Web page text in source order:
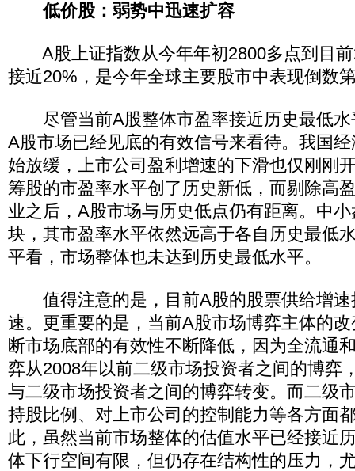
低价股：弱势中迅速扩容
A股上证指数从今年年初2800多点到目前
接近20%，是今年全球主要股市中表现倒数
尽管当前A股整体市盈率接近历史最低水
A股市场已经见底的有效信号来看待。我国
始放缓，上市公司盈利增速的下滑也仅刚刚
筹股的市盈率水平创了历史新低，而剔除高
业之后，A股市场与历史低点仍有距离。中
块，其市盈率水平依然远高于各自历史最低
平看，市场整体也未达到历史最低水平。
值得注意的是，目前A股的股票供给增速
速。更重要的是，当前A股市场博弈主体的
断市场底部的有效性不断降低，因为全流通
弈从2008年以前二级市场投资者之间的博弈
与二级市场投资者之间的博弈转变。而二级
持股比例、对上市公司的控制能力等各方面
此，虽然当前市场整体的估值水平已经接近
体下行空间有限，但仍存在结构性的压力，